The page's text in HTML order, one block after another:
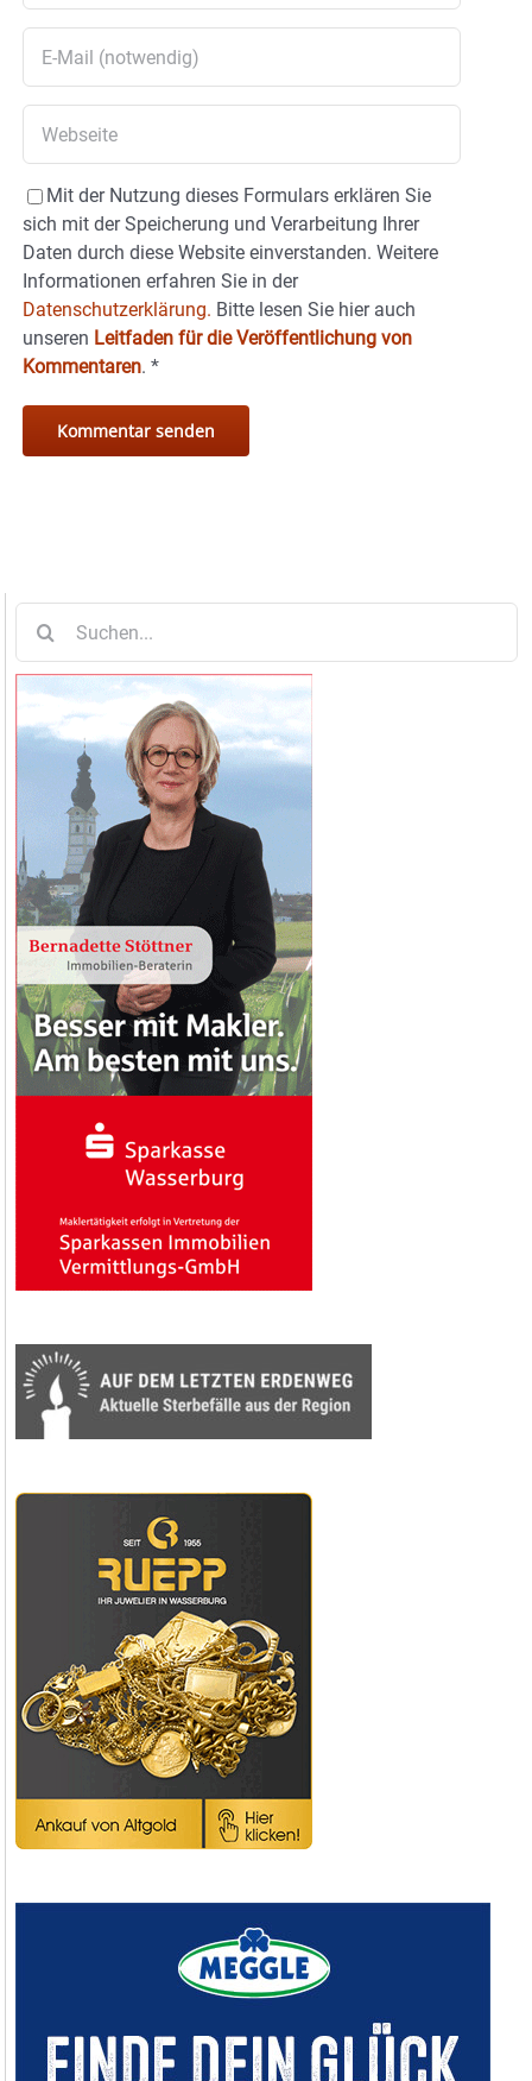
Mit der Nutzung dieses Formulars erklären Sie
sich mit der Speicherung und Verarbeitung Ihrer
Daten durch diese Website einverstanden. Weitere
Informationen erfahren Sie in der
Datenschutzerklärung. Bitte lesen Sie hier auch
unseren Leitfaden für die Veröffentlichung von
Kommentaren. *
nach: